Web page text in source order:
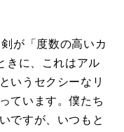
が「度数の高いカ
きに、これはアル
いうセクシーなリ
ています。僕たち
ですが、いつもと